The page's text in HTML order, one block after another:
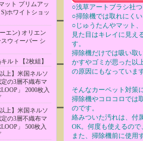
○浅草アートブラシ社
○掃除機では取れにく
○じゅうたんやマット
見た目はキレイに見え
す。
掃除機だけでは吸い取
かすやゴミが思った以
の原因にもなっています
そんなカーペット対策
掃除機やコロコロでは
のです。
絡みついた汚れは、付
OK。何度も使えるので
また、掃除機前に使用
ット プリムアッ
S)ホワイトショッ
エン) オリエン
ウィーバー シ
ルト【2枚組】
以上】米国ネルソ
の3層不織布マ
」 2000枚入
以上】米国ネルソ
の3層不織布マ
」 500枚入